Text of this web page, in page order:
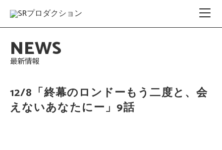
NEWS
最新情報
12/8「終幕のロンドーもう二度と、会
えないあなたにー」9話